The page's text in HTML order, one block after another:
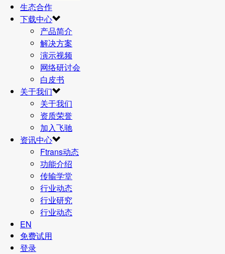
生态合作
下载中心
产品简介
解决方案
演示视频
网络研讨会
白皮书
关于我们
关于我们
资质荣誉
加入飞驰
资讯中心
Ftrans动态
功能介绍
传输学堂
行业动态
行业研究
行业动态
EN
免费试用
登录